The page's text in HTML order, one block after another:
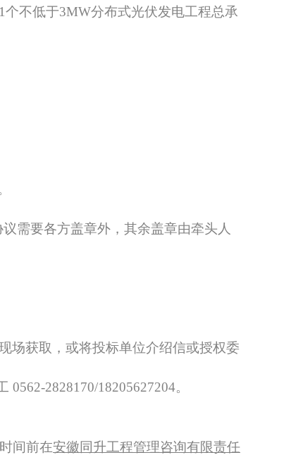
个不低于3MW分布式光伏发电工程总承
需要各方盖章外，其余盖章由牵头人
场获取， 或将投标单位介绍信或授权委
2828170/18205627204。
间前在安徽同升工程管理咨询有限责任